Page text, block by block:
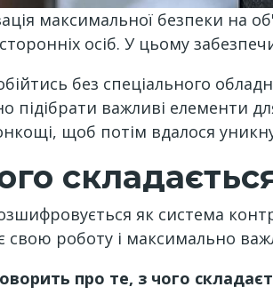
максимальної безпеки на
осіб. У цьому
без спеціального
підібрати важливі елементи
щоб потім вдалося
як система
свою роботу і максимально
про те, з чого